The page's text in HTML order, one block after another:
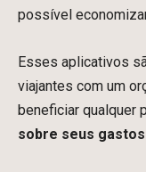
possível
Esses aplicativos
viajantes com um
beneficiar qualquer
sobre seus gastos